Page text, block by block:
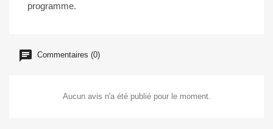
programme.
Commentaires (0)
Aucun avis n'a été publié pour le moment.